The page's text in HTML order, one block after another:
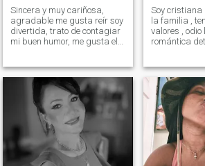
Sincera y muy cariñosa,
agradable me gusta reír soy
divertida, trato de contagiar
mi buen humor, me gusta el
música cocinar, me gusta la
limpieza, hago yoga todos
los días, me gusta pasear
caminar me gusta el
senderismo, las caminatas.
Soy cristiana
la familia ,
valores , odio
romántica
gusta el mar
amanecer en
propósito de
seamos
prosperados
que
sirvamos a Él
me gustan
panameña